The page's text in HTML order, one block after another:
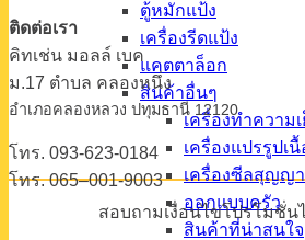
ตู้หมักแป้ง
เครื่องรีดแป้ง
แคตตาล็อก
สินค้าอื่นๆ
เครื่องทำความ
เครื่องแปรรูปเ
เครื่องซีลสุญญ
ออกแบบครัว
สินค้าที่น่าสนใจ
ติดต่อเรา
คิทเช่น มอลล์ เบค
ม.17 ตําบล คลองหนึ่ง
อําเภอคลองหลวง ปทุมธานี 12120
โทร. 093-623-0184
โทร. 065–001-9003
สอบถามเงื่อนไขโปรโมชั่น